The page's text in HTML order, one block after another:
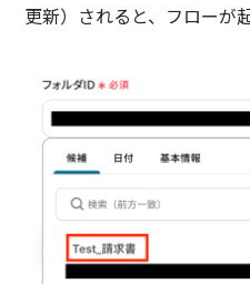
更新）されると、フローが